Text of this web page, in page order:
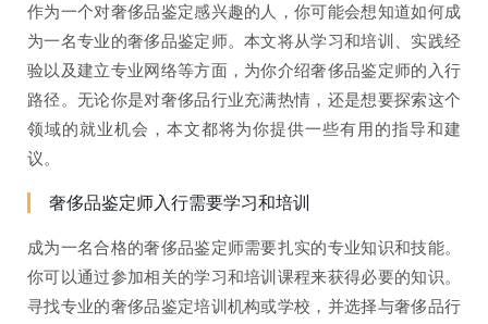
作为一个对奢侈品鉴定感兴趣的人，你可能会想知道如何成
为一名专业的奢侈品鉴定师。本文将从学习和培训、实践经
验以及建立专业网络等方面，为你介绍奢侈品鉴定师的入行
路径。无论你是对奢侈品行业充满热情，还是想要探索这个
领域的就业机会，本文都将为你提供一些有用的指导和建
议。
奢侈品鉴定师入行需要学习和培训
成为一名合格的奢侈品鉴定师需要扎实的专业知识和技能。
你可以通过参加相关的学习和培训课程来获得必要的知识。
寻找专业的奢侈品鉴定培训机构或学校，并选择与奢侈品行